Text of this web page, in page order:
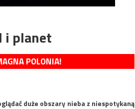
i planet
POLONIA!
duże obszary nieba z niespotykaną